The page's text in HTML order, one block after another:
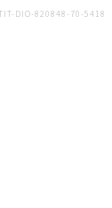
DIO-820848-70-5418